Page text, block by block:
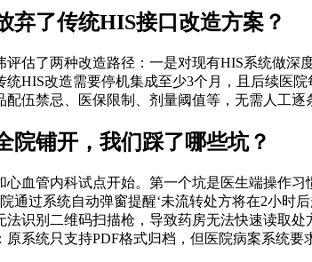
弃了传统HIS接口改造方案？
评估了两种改造路径：一是对现有HIS系统做
统HIS改造需要停机集成至少3个月，且后续医
配伍禁忌、医保限制、剂量阈值等，无需人工
院铺开，我们踩了哪些坑？
心血管内科试点开始。第一个坑是医生端操作
通过系统自动弹窗提醒‘未流转处方将在2小时
法识别二维码扫描枪，导致药房无法快速读取
原系统只支持PDF格式归档，但医院病案系统